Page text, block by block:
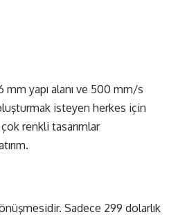
mm yapı alanı ve 500 mm/s
isteyen herkes için
renkli tasarımlar
Sadece 299 dolarlık